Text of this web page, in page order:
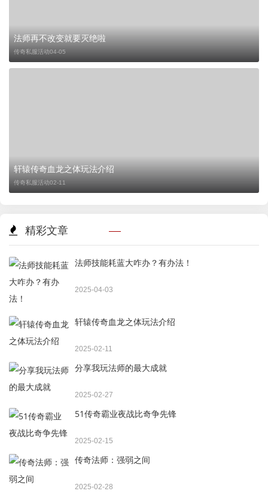
法师再不改变就要灭绝啦
传奇私服活动04-05
轩辕传奇血龙之体玩法介绍
传奇私服活动02-11
精彩文章
法师技能耗蓝大咋办？有办法！
2025-04-03
轩辕传奇血龙之体玩法介绍
2025-02-11
分享我玩法师的最大成就
2025-02-27
51传奇霸业夜战比奇争先锋
2025-02-15
传奇法师：强弱之间
2025-02-28